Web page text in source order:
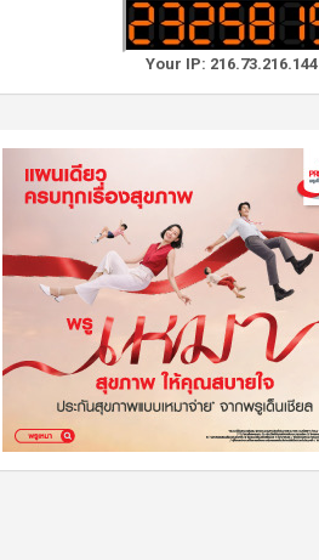
Your IP: 216.73.216.144